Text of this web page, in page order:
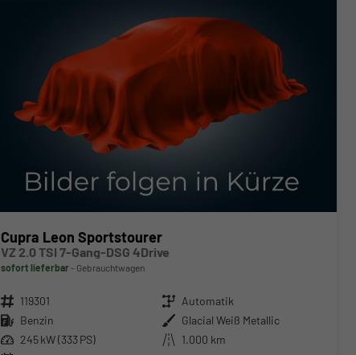
Cupra Leon Sportstourer
VZ 2.0 TSI 7-Gang-DSG 4Drive
sofort lieferbar Gebrauchtwagen
Fahrzeugnr. 119301 Getriebe Automatik
Kraftstoff Benzin Außenfarbe Glacial Weiß Metallic
Leistung 245 kW (333 PS) Kilometerstand 1.000 km